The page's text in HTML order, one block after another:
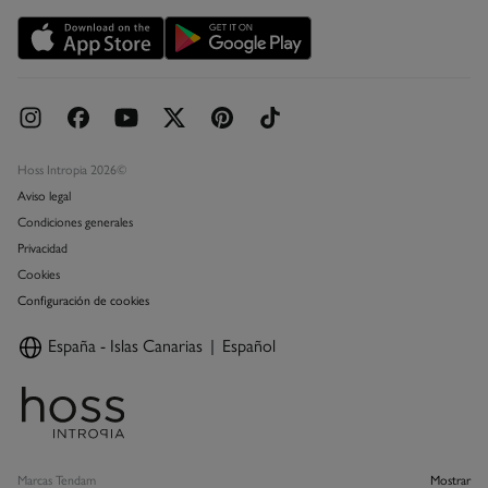
Concursos y sorteos
Hoss Intropia 2026©
Aviso legal
Condiciones generales
Privacidad
Cookies
Configuración de cookies
España - Islas Canarias Español
Marcas Tendam Mostrar